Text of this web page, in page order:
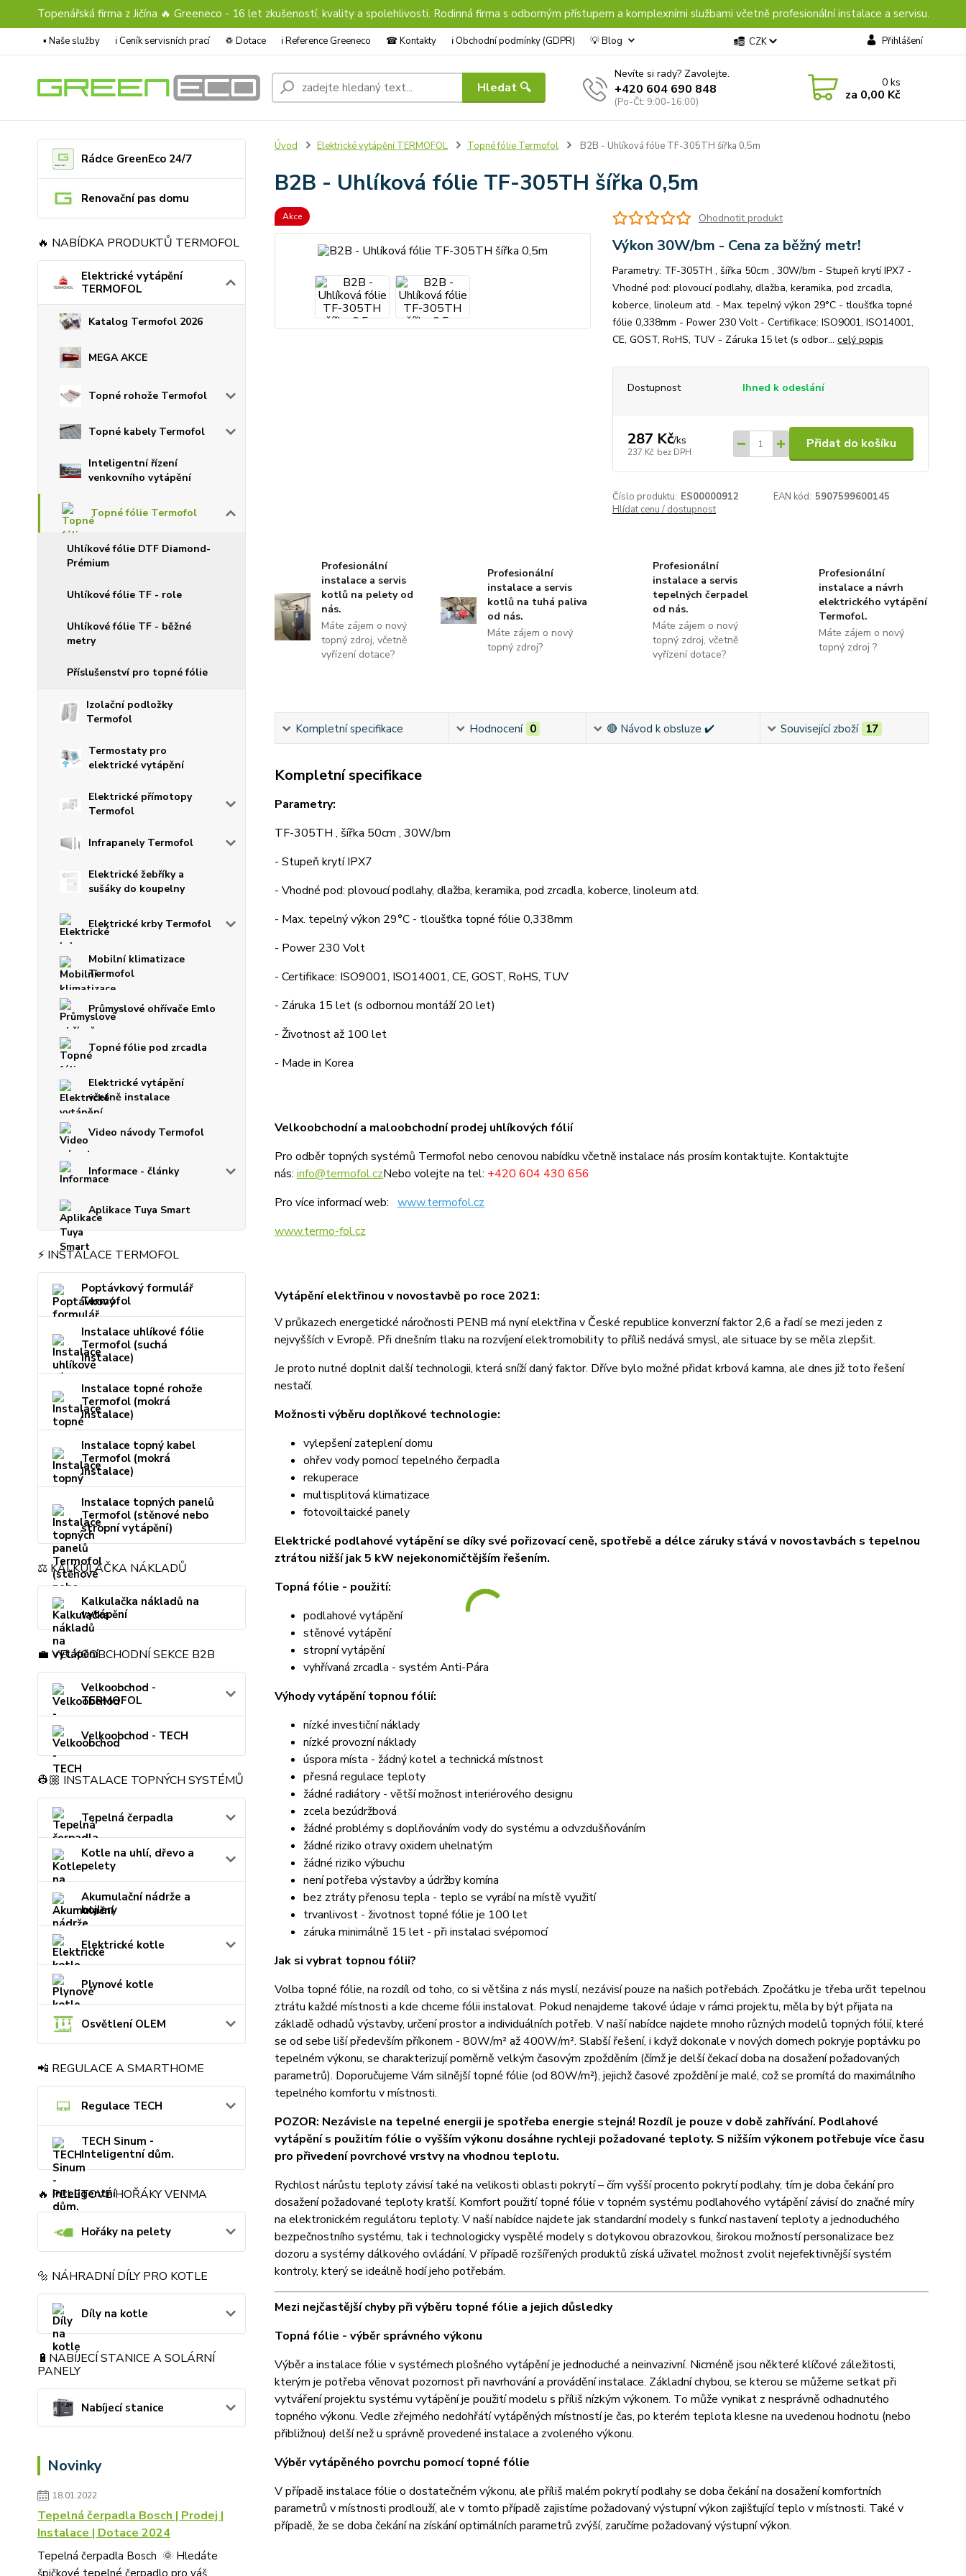
Topenářská firma z Jičína 🔥 Greeneco - 16 let zkušeností, kvality a spolehlivosti. Rodinná firma s odborným přístupem a komplexními službami včetně profesionální instalace a servisu.
▪️ Naše služby ℹ︎ Ceník servisních prací ♽ Dotace ℹ︎ Reference Greeneco ☎︎ Kontakty ℹ︎ Obchodní podmínky (GDPR) 💡 Blog CZK Přihlášení
Hledat 🔍
Nevíte si rady? Zavolejte.
+420 604 690 848
(Po-Čt: 9:00-16:00)
0ks
za 0,00 Kč
Rádce GreenEco 24/7
Renovační pas domu
🔥 NABÍDKA PRODUKTŮ TERMOFOL
Elektrické vytápění
TERMOFOL
Katalog Termofol 2026
MEGA AKCE
Topné rohože Termofol
Topné kabely Termofol
Inteligentní řízení
venkovního vytápění
Topné fólie Termofol
Uhlíkové fólie DTF Diamond-
Prémium
Uhlíkové fólie TF - role
Uhlíkové fólie TF - běžné
metry
Příslušenství pro topné fólie
Izolační podložky
Termofol
Termostaty pro
elektrické vytápění
Elektrické přímotopy
Termofol
Infrapanely Termofol
Elektrické žebříky a
sušáky do koupelny
Elektrické krby Termofol
Mobilní klimatizace
Termofol
Průmyslové ohřívače Emlo
Topné fólie pod zrcadla
Elektrické vytápění
včetně instalace
Video návody Termofol
Informace - články
Aplikace Tuya Smart
⚡ INSTALACE TERMOFOL
Poptávkový formulář
Termofol
Instalace uhlíkové fólie
Termofol (suchá
instalace)
Instalace topné rohože
Termofol (mokrá
instalace)
Instalace topný kabel
Termofol (mokrá
instalace)
Instalace topných panelů
Termofol (stěnové nebo
stropní vytápění)
⚖️ KALKULAČKA NÁKLADŮ
Kalkulačka nákladů na
vytápění
💼 VELKOOBCHODNÍ SEKCE B2B
Velkoobchod -
TERMOFOL
Velkoobchod - TECH
👷🏼 INSTALACE TOPNÝCH SYSTÉMŮ
Tepelná čerpadla
Kotle na uhlí, dřevo a
pelety
Akumulační nádrže a
bojlery
Elektrické kotle
Plynové kotle
Osvětlení OLEM
📲 REGULACE A SMARTHOME
Regulace TECH
TECH Sinum -
Inteligentní dům.
🔥 PELETOVÉ HOŘÁKY VENMA
Hořáky na pelety
🔩 NÁHRADNÍ DÍLY PRO KOTLE
Díly na kotle
🔋NABÍJECÍ STANICE A SOLÁRNÍ
PANELY
Nabíjecí stanice
Novinky
18.01.2022
Tepelná čerpadla Bosch | Prodej |
Instalace | Dotace 2024
Tepelná čerpadla Bosch 🌞 Hledáte
Úvod Elektrické vytápění TERMOFOL Topné fólie Termofol B2B - Uhlíková fólie TF-305TH šířka 0,5m
B2B - Uhlíková fólie TF-305TH šířka 0,5m
Akce Ohodnotit produkt
Výkon 30W/bm - Cena za běžný metr!
Parametry: TF-305TH , šířka 50cm , 30W/bm - Stupeň krytí IPX7 -
Vhodné pod: plovoucí podlahy, dlažba, keramika, pod zrcadla,
koberce, linoleum atd. - Max. tepelný výkon 29°C - tloušťka topné
fólie 0,338mm - Power 230 Volt - Certifikace: ISO9001, ISO14001,
CE, GOST, RoHS, TUV - Záruka 15 let (s odbor... celý popis
Dostupnost Ihned k odeslání
287 Kč/ks
237 Kč bez DPH
Přidat do košíku
Číslo produktu: ES00000912 EAN kód: 5907599600145
Hlídat cenu / dostupnost
Profesionální
instalace a servis
kotlů na pelety od
nás.
Máte zájem o nový
topný zdroj, včetně
vyřízení dotace?
Profesionální
instalace a servis
kotlů na tuhá paliva
od nás.
Máte zájem o nový
topný zdroj?
Profesionální
instalace a servis
tepelných čerpadel
od nás.
Máte zájem o nový
topný zdroj, včetně
vyřízení dotace?
Profesionální
instalace a návrh
elektrického vytápění
Termofol.
Máte zájem o nový
topný zdroj ?
Kompletní specifikace Hodnocení 0 🔴 Návod k obsluze ✔️ Související zboží 17
Kompletní specifikace
Parametry:
TF-305TH , šířka 50cm , 30W/bm
- Stupeň krytí IPX7
- Vhodné pod: plovoucí podlahy, dlažba, keramika, pod zrcadla, koberce, linoleum atd.
- Max. tepelný výkon 29°C - tloušťka topné fólie 0,338mm
- Power 230 Volt
- Certifikace: ISO9001, ISO14001, CE, GOST, RoHS, TUV
- Záruka 15 let (s odbornou montáží 20 let)
- Životnost až 100 let
- Made in Korea
Velkoobchodní a maloobchodní prodej uhlíkových fólií
Pro odběr topných systémů Termofol nebo cenovou nabídku včetně instalace nás prosím kontaktujte. Kontaktujte
nás: info@termofol.czNebo volejte na tel: +420 604 430 656
Pro více informací web: www.termofol.cz
www.termo-fol.cz
Vytápění elektřinou v novostavbě po roce 2021:
V průkazech energetické náročnosti PENB má nyní elektřina v České republice konverzní faktor 2,6 a řadí se mezi jeden z
nejvyšších v Evropě. Při dnešním tlaku na rozvíjení elektromobility to příliš nedává smysl, ale situace by se měla zlepšit.
Je proto nutné doplnit další technologii, která sníží daný faktor. Dříve bylo možné přidat krbová kamna, ale dnes již toto řešení
nestačí.
Možnosti výběru doplňkové technologie:
vylepšení zateplení domu
ohřev vody pomocí tepelného čerpadla
rekuperace
multisplitová klimatizace
fotovoiltaické panely
Elektrické podlahové vytápění se díky své pořizovací ceně, spotřebě a délce záruky stává v novostavbách s tepelnou
ztrátou nižší jak 5 kW nejekonomičtějším řešením.
Topná fólie - použití:
podlahové vytápění
stěnové vytápění
stropní vytápění
vyhřívaná zrcadla - systém Anti-Pára
Výhody vytápění topnou fólií:
nízké investiční náklady
nízké provozní náklady
úspora místa - žádný kotel a technická místnost
přesná regulace teploty
žádné radiátory - větší možnost interiérového designu
zcela bezúdržbová
žádné problémy s doplňováním vody do systému a odvzdušňováním
žádné riziko otravy oxidem uhelnatým
žádné riziko výbuchu
není potřeba výstavby a údržby komína
bez ztráty přenosu tepla - teplo se vyrábí na místě využití
trvanlivost - životnost topné fólie je 100 let
záruka minimálně 15 let - při instalaci svépomocí
Jak si vybrat topnou fólii?
Volba topné fólie, na rozdíl od toho, co si většina z nás myslí, nezávisí pouze na našich potřebách. Zpočátku je třeba určit tepelnou
ztrátu každé místnosti a kde chceme fólii instalovat. Pokud nenajdeme takové údaje v rámci projektu, měla by být přijata na
základě odhadů výstavby, určení prostor a individuálních potřeb. V naší nabídce najdete mnoho různých modelů topných fólií, které
se od sebe liší především příkonem - 80W/m² až 400W/m². Slabší řešení, i když dokonale v nových domech pokryje poptávku po
tepelném výkonu, se charakterizují poměrně velkým časovým zpožděním (čímž je delší čekací doba na dosažení požadovaných
parametrů). Doporučujeme Vám silnější topné fólie (od 80W/m²), jejichž časové zpoždění je malé, což se promítá do maximálního
tepelného komfortu v místnosti.
POZOR: Nezávisle na tepelné energii je spotřeba energie stejná! Rozdíl je pouze v době zahřívání. Podlahové
vytápění s použitím fólie o vyšším výkonu dosáhne rychleji požadované teploty. S nižším výkonem potřebuje více času
pro přivedení povrchové vrstvy na vhodnou teplotu.
Rychlost nárůstu teploty závisí také na velikosti oblasti pokrytí – čím vyšší procento pokrytí podlahy, tím je doba čekání pro
dosažení požadované teploty kratší. Komfort použití topné fólie v topném systému podlahového vytápění závisí do značné míry
na elektronickém regulátoru teploty. V naší nabídce najdete jak standardní modely s funkcí nastavení teploty a jednoduchého
bezpečnostního systému, tak i technologicky vyspělé modely s dotykovou obrazovkou, širokou možností personalizace bez
dozoru a systémy dálkového ovládání. V případě rozšířených produktů získá uživatel možnost zvolit nejefektivnější systém
kontroly, který se ideálně hodí jeho potřebám.
Mezi nejčastější chyby při výběru topné fólie a jejich důsledky
Topná fólie - výběr správného výkonu
Výběr a instalace fólie v systémech plošného vytápění je jednoduché a neinvazivní. Nicméně jsou některé klíčové záležitosti,
kterým je potřeba věnovat pozornost při navrhování a provádění instalace. Základní chybou, se kterou se můžeme setkat při
vytváření projektu systému vytápění je použití modelu s příliš nízkým výkonem. To může vynikat z nesprávně odhadnutého
topného výkonu. Vedle zřejmého nedohřátí vytápěných místností je čas, po kterém teplota klesne na uvedenou hodnotu (nebo
přibližnou) delší než u správně provedené instalace a zvoleného výkonu.
Výběr vytápěného povrchu pomocí topné fólie
V případě instalace fólie o dostatečném výkonu, ale příliš malém pokrytí podlahy se doba čekání na dosažení komfortních
parametrů v místnosti prodlouží, ale v tomto případě zajistíme požadovaný výstupní výkon zajišťující teplo v místnosti. Také v
případě, že se doba čekání na získání optimálních parametrů zvýší, zaručíme požadovaný výstupní výkon.